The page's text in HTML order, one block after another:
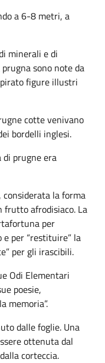
a 6-8 metri, a
minerali e di
sono note da
figure illustri
cotte venivano
bordelli inglesi.
di prugne era
la forma
frutto afrodisiaco. La
per
per “restituire” la
per gli irascibili.
Odi Elementari
poesie,
memoria”.
dalle foglie. Una
ottenuta dal
corteccia.